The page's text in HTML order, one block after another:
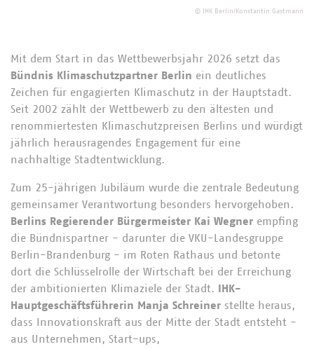
© IHK Berlin/Konstantin Gastmann
Mit dem Start in das Wettbewerbsjahr 2026 setzt das
Bündnis Klimaschutzpartner Berlin ein deutliches
Zeichen für engagierten Klimaschutz in der Hauptstadt.
Seit 2002 zählt der Wettbewerb zu den ältesten und
renommiertesten Klimaschutzpreisen Berlins und würdigt
jährlich herausragendes Engagement für eine
nachhaltige Stadtentwicklung.
Zum 25-jährigen Jubiläum wurde die zentrale Bedeutung
gemeinsamer Verantwortung besonders hervorgehoben.
Berlins Regierender Bürgermeister Kai Wegner empfing
die Bündnispartner - darunter die VKU-Landesgruppe
Berlin-Brandenburg - im Roten Rathaus und betonte
dort die Schlüsselrolle der Wirtschaft bei der Erreichung
der ambitionierten Klimaziele der Stadt.
IHK-
Hauptgeschäftsführerin Manja Schreiner stellte heraus,
dass Innovationskraft aus der Mitte der Stadt entsteht -
aus Unternehmen, Start-ups,